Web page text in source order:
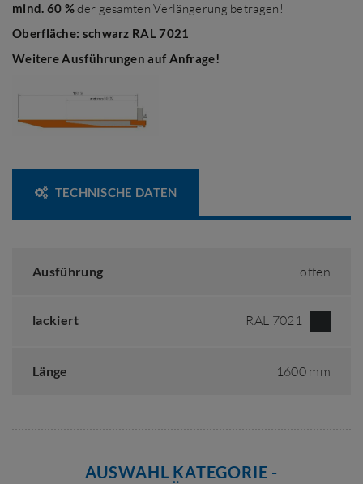
mind. 60 %der gesamten Verlängerung betragen!
Oberfläche: schwarz RAL 7021
Weitere Ausführungen auf Anfrage!
TECHNISCHE DATEN
Ausführung offen
lackiert RAL 7021
Länge 1600 mm
AUSWAHL KATEGORIE -